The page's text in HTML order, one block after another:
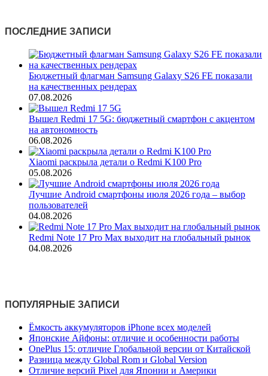
ПОСЛЕДНИЕ ЗАПИСИ
Бюджетный флагман Samsung Galaxy S26 FE показали
на качественных рендерах
07.08.2026
Вышел Redmi 17 5G: бюджетный смартфон с акцентом
на автономность
06.08.2026
Xiaomi раскрыла детали о Redmi K100 Pro
05.08.2026
Лучшие Android смартфоны июля 2026 года – выбор
пользователей
04.08.2026
Redmi Note 17 Pro Max выходит на глобальный рынок
04.08.2026
ПОПУЛЯРНЫЕ ЗАПИСИ
Ёмкость аккумуляторов iPhone всех моделей
Японские Айфоны: отличие и особенности работы
OnePlus 15: отличие Глобальной версии от Китайской
Разница между Global Rom и Global Version
Отличие версий Pixel для Японии и Америки